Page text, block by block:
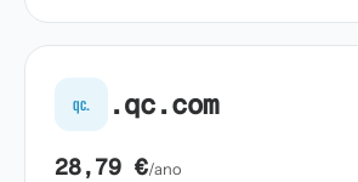
qc. .qc.com
28,79 €/ano